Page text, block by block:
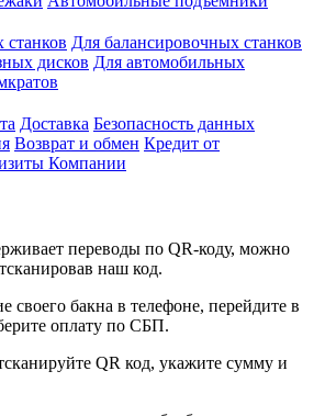
Для балансировочных станков
дисков Для автомобильных
Доставка Безопасность данных
Возврат и обмен Кредит от
Компании
переводы по QR-коду, можно
наш код.
своего бакна в телефоне, перейдите в
оплату по СБП.
QR код, укажите сумму и